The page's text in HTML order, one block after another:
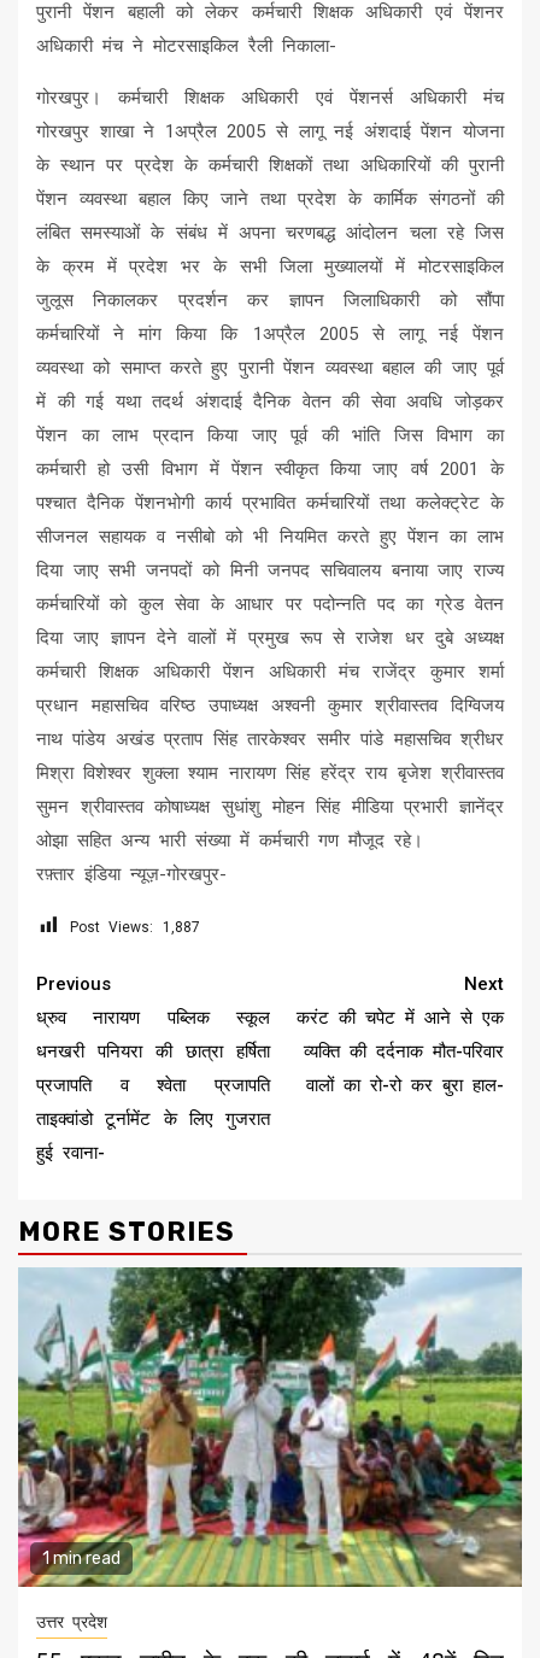
पुरानी पेंशन बहाली को लेकर कर्मचारी शिक्षक अधिकारी एवं पेंशनर
अधिकारी मंच ने मोटरसाइकिल रैली निकाला-
गोरखपुर। कर्मचारी शिक्षक अधिकारी एवं पेंशनर्स अधिकारी मंच
गोरखपुर शाखा ने 1अप्रैल 2005 से लागू नई अंशदाई पेंशन योजना
के स्थान पर प्रदेश के कर्मचारी शिक्षकों तथा अधिकारियों की पुरानी
पेंशन व्यवस्था बहाल किए जाने तथा प्रदेश के कार्मिक संगठनों की
लंबित समस्याओं के संबंध में अपना चरणबद्ध आंदोलन चला रहे जिस
के क्रम में प्रदेश भर के सभी जिला मुख्यालयों में मोटरसाइकिल
जुलूस निकालकर प्रदर्शन कर ज्ञापन जिलाधिकारी को सौंपा
कर्मचारियों ने मांग किया कि 1अप्रैल 2005 से लागू नई पेंशन
व्यवस्था को समाप्त करते हुए पुरानी पेंशन व्यवस्था बहाल की जाए पूर्व
में की गई यथा तदर्थ अंशदाई दैनिक वेतन की सेवा अवधि जोड़कर
पेंशन का लाभ प्रदान किया जाए पूर्व की भांति जिस विभाग का
कर्मचारी हो उसी विभाग में पेंशन स्वीकृत किया जाए वर्ष 2001 के
पश्चात दैनिक पेंशनभोगी कार्य प्रभावित कर्मचारियों तथा कलेक्ट्रेट के
सीजनल सहायक व नसीबो को भी नियमित करते हुए पेंशन का लाभ
दिया जाए सभी जनपदों को मिनी जनपद सचिवालय बनाया जाए राज्य
कर्मचारियों को कुल सेवा के आधार पर पदोन्नति पद का ग्रेड वेतन
दिया जाए ज्ञापन देने वालों में प्रमुख रूप से राजेश धर दुबे अध्यक्ष
कर्मचारी शिक्षक अधिकारी पेंशन अधिकारी मंच राजेंद्र कुमार शर्मा
प्रधान महासचिव वरिष्ठ उपाध्यक्ष अश्वनी कुमार श्रीवास्तव दिग्विजय
नाथ पांडेय अखंड प्रताप सिंह तारकेश्वर समीर पांडे महासचिव श्रीधर
मिश्रा विशेश्वर शुक्ला श्याम नारायण सिंह हरेंद्र राय बृजेश श्रीवास्तव
सुमन श्रीवास्तव कोषाध्यक्ष सुधांशु मोहन सिंह मीडिया प्रभारी ज्ञानेंद्र
ओझा सहित अन्य भारी संख्या में कर्मचारी गण मौजूद रहे।
रफ़्तार इंडिया न्यूज़-गोरखपुर-
Post Views: 1,887
Continue
Reading
Previous
ध्रुव नारायण पब्लिक स्कूल
धनखरी पनियरा की छात्रा हर्षिता
प्रजापति व श्वेता प्रजापति
ताइक्वांडो टूर्नामेंट के लिए गुजरात
हुई रवाना-
Next
करंट की चपेट में आने से एक
व्यक्ति की दर्दनाक मौत-परिवार
वालों का रो-रो कर बुरा हाल-
MORE STORIES
1 min read
उत्तर प्रदेश